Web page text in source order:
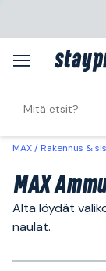
MAX Rakennus &
MAX
Alta löydät
naulat.